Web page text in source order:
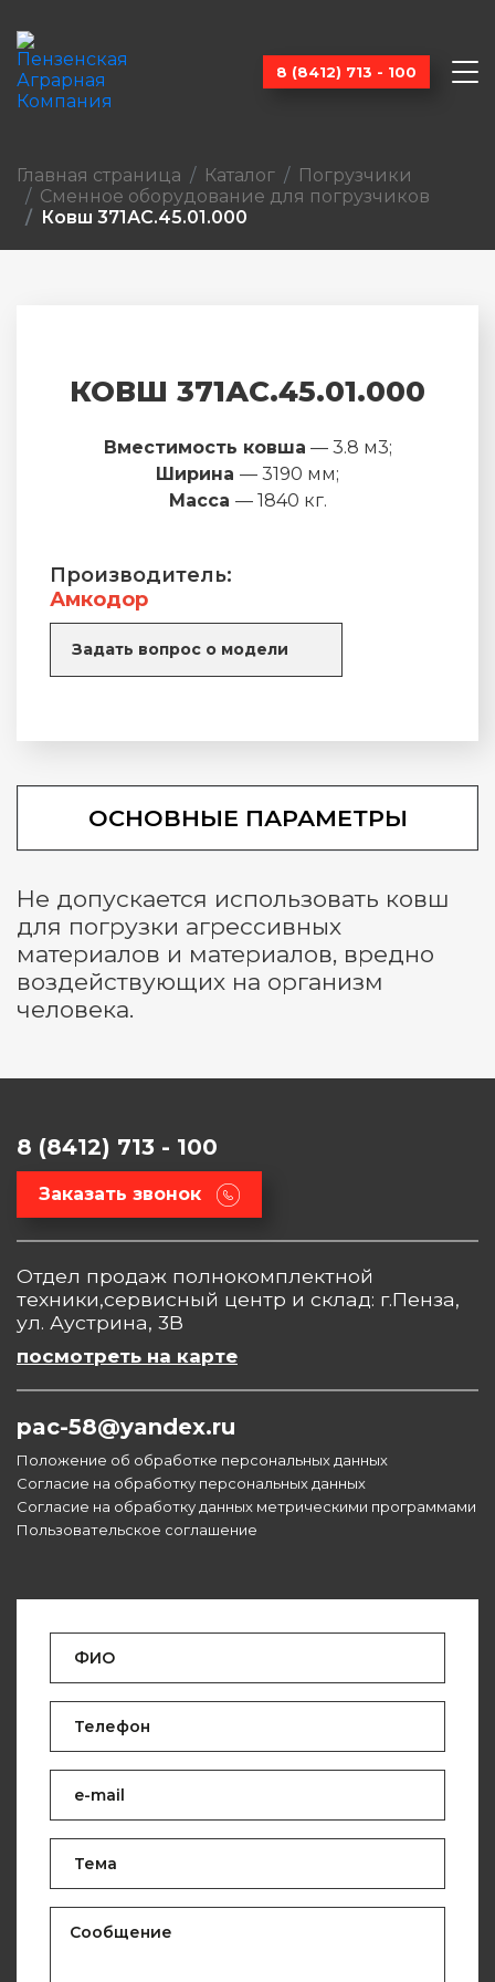
8 (8412) 713 - 100
Главная страница Каталог
Погрузчики
Сменное оборудование для погрузчиков
Ковш 371АС.45.01.000
КОВШ 371АС.45.01.000
Вместимость ковша — 3.8 м3;
Ширина — 3190 мм;
Масса — 1840 кг.
Производитель:
Амкодор
Задать вопрос о модели
ОСНОВНЫЕ ПАРАМЕТРЫ
Не допускается использовать ковш
для погрузки агрессивных
материалов и материалов, вредно
воздействующих на организм
человека.
8 (8412) 713 - 100
Заказать звонок
Отдел продаж полнокомплектной
техники,сервисный центр и склад: г.Пенза,
ул. Аустрина, 3В
посмотреть на карте
pac-58@yandex.ru
Положение об обработке персональных данных
Согласие на обработку персональных данных
Согласие на обработку данных метрическими программами
Пользовательское соглашение